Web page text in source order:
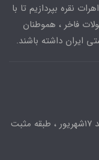
نقره بپردازیم تا با
فاخر ، هموطنان
ایران داشته باشند.
مشهد ، میدان ۱۷شهریور ، مرکز خرید ۱۷شهریور ، طبقه مثبت